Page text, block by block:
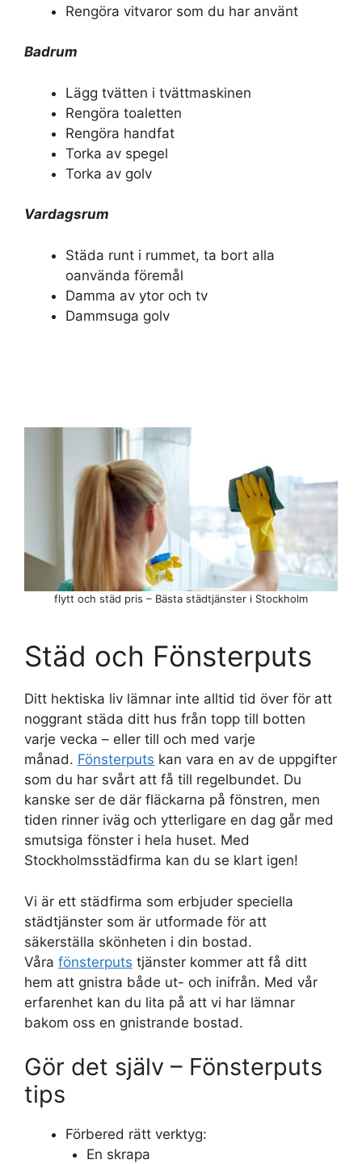
Rengöra vitvaror som du har använt
Badrum
Lägg tvätten i tvättmaskinen
Rengöra toaletten
Rengöra handfat
Torka av spegel
Torka av golv
Vardagsrum
Städa runt i rummet, ta bort alla
oanvända föremål
Damma av ytor och tv
Dammsuga golv
flytt och städ pris – Bästa städtjänster i Stockholm
Städ och Fönsterputs
Ditt hektiska liv lämnar inte alltid tid över för att
noggrant städa ditt hus från topp till botten
varje vecka – eller till och med varje
månad. Fönsterputs kan vara en av de uppgifter
som du har svårt att få till regelbundet. Du
kanske ser de där fläckarna på fönstren, men
tiden rinner iväg och ytterligare en dag går med
smutsiga fönster i hela huset. Med
Stockholmsstädfirma kan du se klart igen!
Vi är ett städfirma som erbjuder speciella
städtjänster som är utformade för att
säkerställa skönheten i din bostad.
Våra fönsterputs tjänster kommer att få ditt
hem att gnistra både ut- och inifrån. Med vår
erfarenhet kan du lita på att vi har lämnar
bakom oss en gnistrande bostad.
Gör det själv – Fönsterputs
tips
Förbered rätt verktyg:
En skrapa